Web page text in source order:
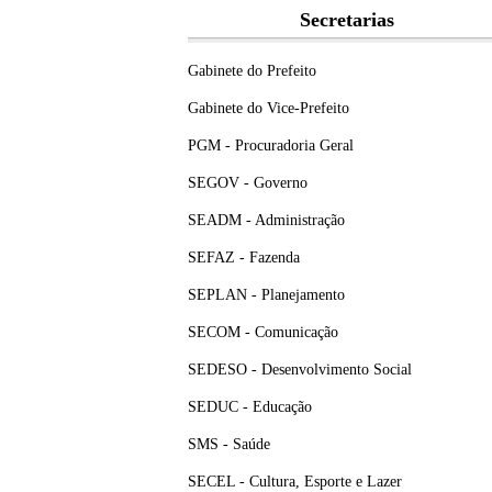
Secretarias
Gabinete do Prefeito
Gabinete do Vice-Prefeito
PGM - Procuradoria Geral
SEGOV - Governo
SEADM - Administração
SEFAZ - Fazenda
SEPLAN - Planejamento
SECOM - Comunicação
SEDESO - Desenvolvimento Social
SEDUC - Educação
SMS - Saúde
SECEL - Cultura, Esporte e Lazer